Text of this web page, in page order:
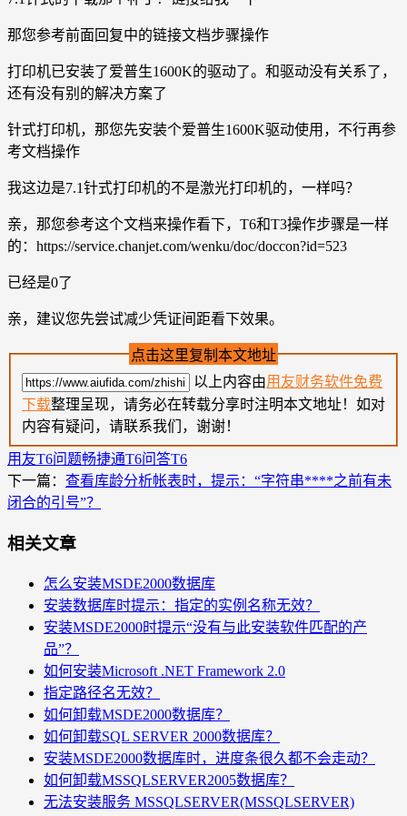
那您参考前面回复中的链接文档步骤操作
打印机已安装了爱普生1600K的驱动了。和驱动没有关系了，
还有没有别的解决方案了
针式打印机，那您先安装个爱普生1600K驱动使用，不行再参
考文档操作
我这边是7.1针式打印机的不是激光打印机的，一样吗？
亲，那您参考这个文档来操作看下，T6和T3操作步骤是一样
的：https://service.chanjet.com/wenku/doc/doccon?id=523
已经是0了
亲，建议您先尝试减少凭证间距看下效果。
点击这里复制本文地址
以上内容由用友财务软件免费
下载整理呈现，请务必在转载分享时注明本文地址！如对
内容有疑问，请联系我们，谢谢！
用友T6问题畅捷通T6问答T6
下一篇： 查看库龄分析帐表时，提示：“字符串****之前有未
闭合的引号”？
相关文章
怎么安装MSDE2000数据库
安装数据库时提示：指定的实例名称无效？
安装MSDE2000时提示“没有与此安装软件匹配的产
品”？
如何安装Microsoft .NET Framework 2.0
指定路径名无效？
如何卸载MSDE2000数据库？
如何卸载SQL SERVER 2000数据库？
安装MSDE2000数据库时，进度条很久都不会走动？
如何卸载MSSQLSERVER2005数据库？
无法安装服务 MSSQLSERVER(MSSQLSERVER)